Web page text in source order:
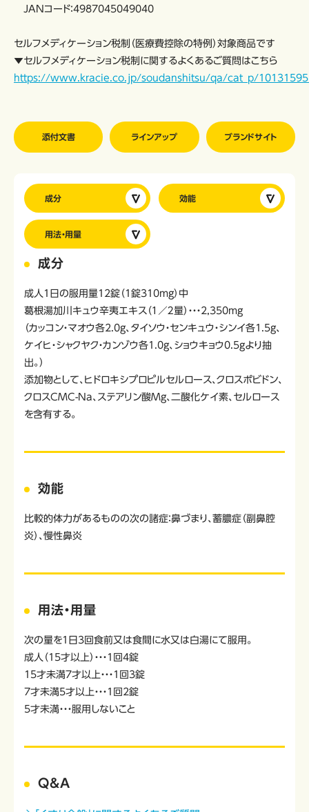
添付文書 ラインアップ ブランドサイト
JANコード：4987045049040
セルフメディケーション税制（医療費控除の特例）対象商品です
▼セルフメディケーション税制に関するよくあるご質問はこちら
https://www.kracie.co.jp/soudanshitsu/qa/cat_p/
成分 効能
用法・用量
成分
成人1日の服用量12錠（1錠310mg）中
葛根湯加川キュウ辛夷エキス（１／２量）・・・2,350mg
（カッコン・マオウ各2.0g、タイソウ・センキュウ・シンイ各1.5g、
ケイヒ・シャクヤク・カンゾウ各1.0g、ショウキョウ0.5gより抽
出。）
添加物として、ヒドロキシプロピルセルロース、クロスポビドン、
クロスCMC-Na、ステアリン酸Mg、二酸化ケイ素、セルロース
を含有する。
効能
比較的体力があるものの次の諸症：鼻づまり、蓄膿症（副鼻腔
炎）、慢性鼻炎
用法・用量
次の量を1日3回食前又は食間に水又は白湯にて服用。
成人（15才以上）・・・1回4錠
15才未満7才以上・・・1回3錠
7才未満5才以上・・・1回2錠
5才未満・・・服用しないこと
Q&A